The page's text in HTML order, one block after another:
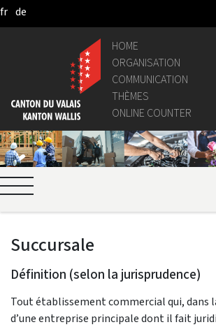
Saltar al contenido principal
fr de
HOME
ORGANISATION
COMMUNICATION
THÈMES
ONLINE COUNTER
Succursale
Définition (selon la jurisprudence)
Tout établissement commercial qui, dans
d’une entreprise principale dont il fait